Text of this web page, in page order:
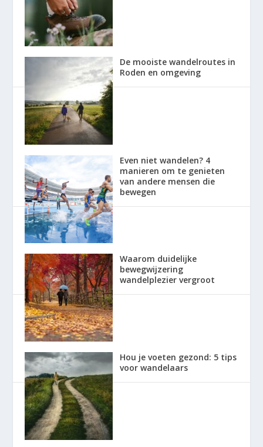
De mooiste wandelroutes in
Roden en omgeving
Even niet wandelen? 4
manieren om te genieten
van andere mensen die
bewegen
Waarom duidelijke
bewegwijzering
wandelplezier vergroot
Hou je voeten gezond: 5 tips
voor wandelaars